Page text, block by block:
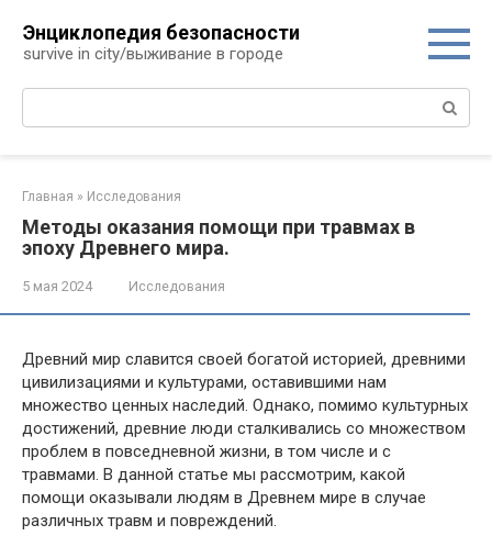
контенту
Энциклопедия безопасности
survive in city/выживание в городе
Поиск:
Главная » Исследования
Методы оказания помощи при травмах в
эпоху Древнего мира.
5 мая 2024 Исследования
Древний мир славится своей богатой историей, древними
цивилизациями и культурами, оставившими нам
множество ценных наследий. Однако, помимо культурных
достижений, древние люди сталкивались со множеством
проблем в повседневной жизни, в том числе и с
травмами. В данной статье мы рассмотрим, какой
помощи оказывали людям в Древнем мире в случае
различных травм и повреждений.